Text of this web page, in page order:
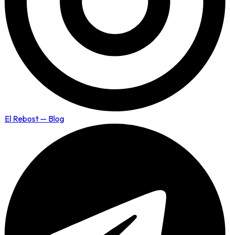
El Rebost — Blog